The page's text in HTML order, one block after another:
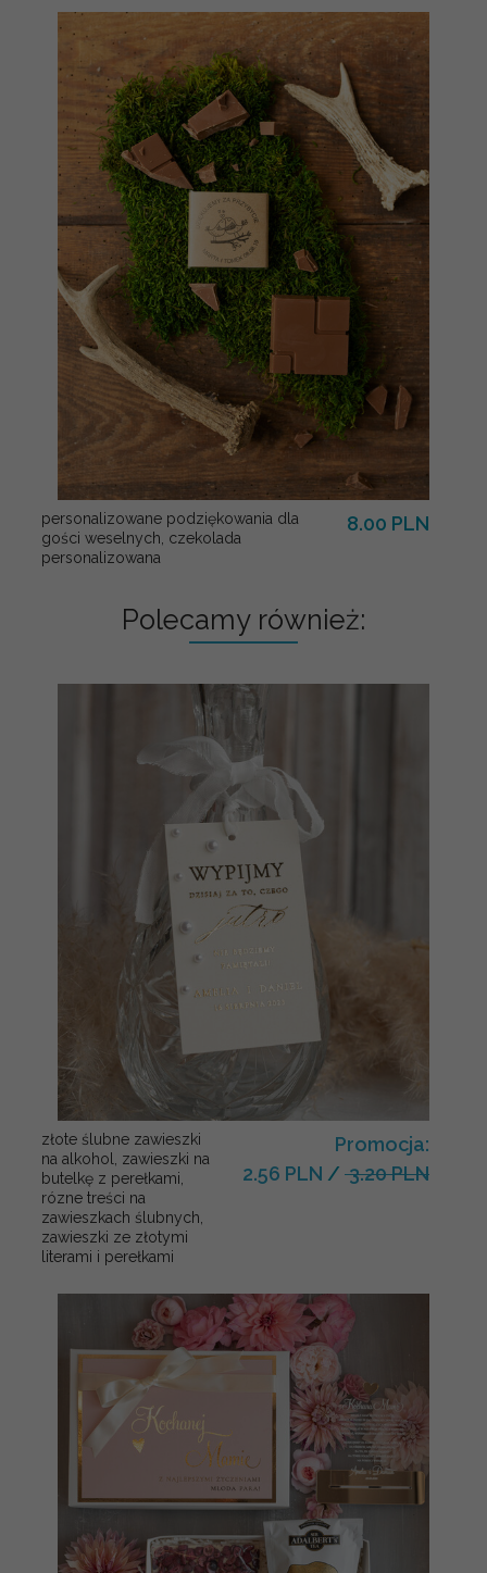
personalizowane podziękowania dla
gości weselnych, czekolada
personalizowana
8.00 PLN
Polecamy również:
złote ślubne zawieszki
na alkohol, zawieszki na
butelkę z perełkami,
rózne treści na
zawieszkach ślubnych,
zawieszki ze złotymi
literami i perełkami
Promocja:
2.56 PLN / 3.20 PLN